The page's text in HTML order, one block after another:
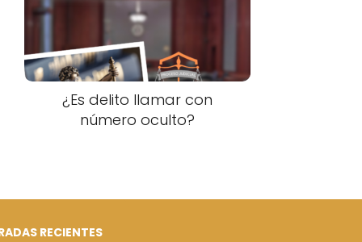
¿Es delito llamar con
número oculto?
RECIENTES